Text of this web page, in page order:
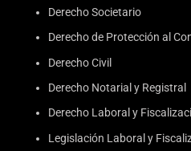
Derecho Societario
Derecho de Protección al
Derecho Civil
Derecho Notarial y Registral
Derecho Laboral y
Legislación Laboral y